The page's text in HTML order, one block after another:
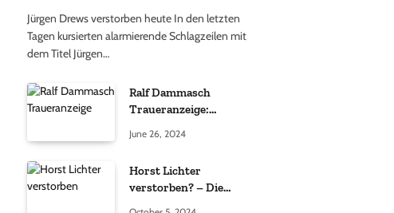
Jürgen Drews verstorben heute In den letzten
Tagen kursierten alarmierende Schlagzeilen mit
dem Titel Jürgen…
Ralf Dammasch
Traueranzeige:
Informationen
June 26, 2024
Horst Lichter
verstorben? – Die